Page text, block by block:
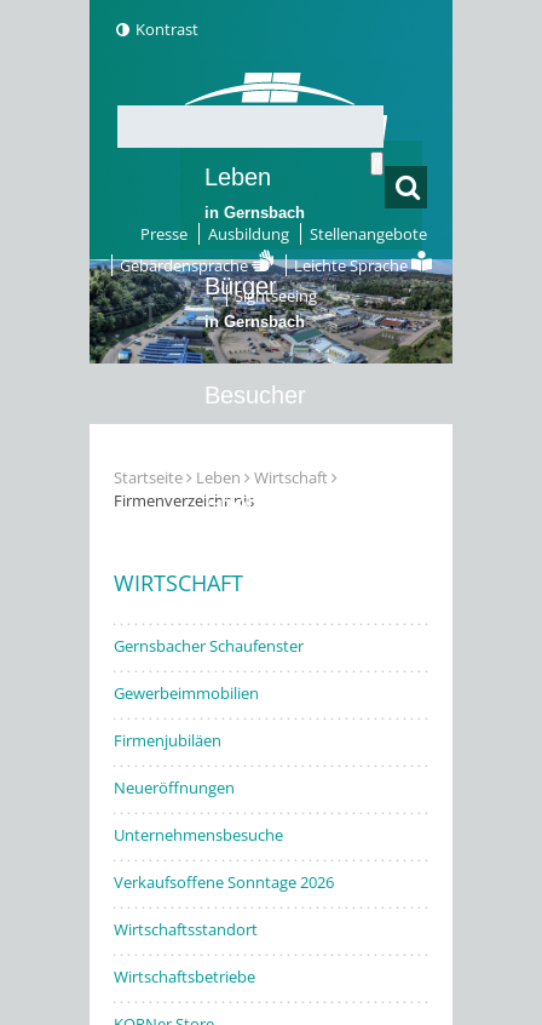
Kontrast
Presse Ausbildung
Stellenangebote
Gebärdensprache
Leichte Sprache
Sightseeing
Leben
in Gernsbach
Bürger
in Gernsbach
Besucher
Erleben
Startseite Leben
Wirtschaft
Firmenverzeichnnis
WIRTSCHAFT
Gernsbacher Schaufenster
Gewerbeimmobilien
Firmenjubiläen
Neueröffnungen
Unternehmensbesuche
Verkaufsoffene Sonntage 2026
Wirtschaftsstandort
Wirtschaftsbetriebe